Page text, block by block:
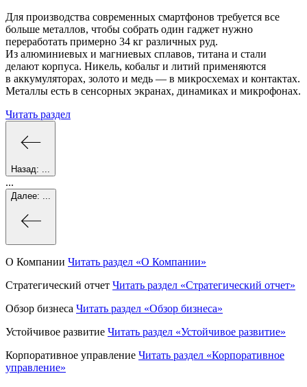
Для производства современных смартфонов требуется все
больше металлов, чтобы собрать один гаджет нужно
переработать примерно 34 кг различных руд.
Из алюминиевых и магниевых сплавов, титана и стали
делают корпуса. Никель, кобальт и литий применяются
в аккумуляторах, золото и медь — в микросхемах и контактах.
Металлы есть в сенсорных экранах, динамиках и микрофонах.
Читать раздел
Назад:
...
Далее:
О Компании Читать раздел «О Компании»
Стратегический отчет Читать раздел «Стратегический отчет»
Обзор бизнеса Читать раздел «Обзор бизнеса»
Устойчивое развитие Читать раздел «Устойчивое развитие»
Корпоративное управление Читать раздел «Корпоративное
управление»